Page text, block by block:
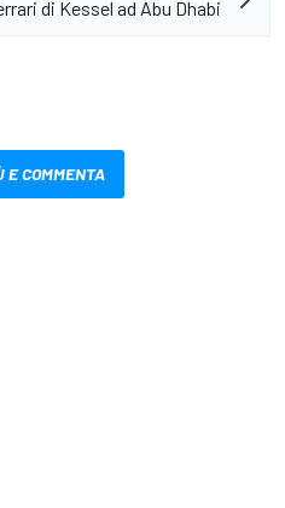
di Kessel ad Abu Dhabi
E COMMENTA